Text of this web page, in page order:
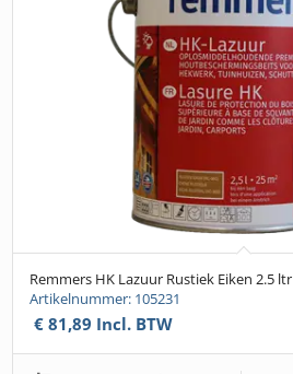
Remmers HK Lazuur Rustiek Eiken 2.5 ltr
Artikelnummer: 105231
€ 81,89 Incl. BTW